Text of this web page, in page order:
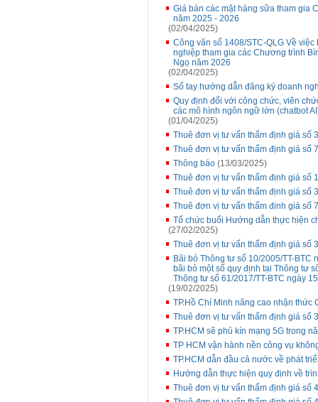
Giá bán các mặt hàng sữa tham gia
năm 2025 - 2026
(02/04/2025)
Công văn số 1408/STC-QLG Về
nghiệp tham gia các Chương trình
Ngọ năm 2026
(02/04/2025)
Sổ tay hướng dẫn đăng ký doanh
Quy định đối với công chức, viên
các mô hình ngôn ngữ lớn (chatbot
(01/04/2025)
Thuê đơn vị tư vấn thẩm định giá số
Thuê đơn vị tư vấn thẩm định giá số
Thông báo (13/03/2025)
Thuê đơn vị tư vấn thẩm định giá số
Thuê đơn vị tư vấn thẩm định giá số
Thuê đơn vị tư vấn thẩm định giá số
Tổ chức buổi Hướng dẫn thực hiện
(27/02/2025)
Thuê đơn vị tư vấn thẩm định giá số
Bãi bỏ Thông tư số 10/2005/TT-
bãi bỏ một số quy định tại Thông tư
Thông tư số 61/2017/TT-BTC ngày
(19/02/2025)
TP.Hồ Chí Minh nâng cao nhận thức
Thuê đơn vị tư vấn thẩm định giá số
TP.HCM sẽ phủ kín mạng 5G trong
TP HCM vận hành nền công vụ
TP.HCM dẫn đầu cả nước về phát
Hướng dẫn thực hiện quy định về
Thuê đơn vị tư vấn thẩm định giá số